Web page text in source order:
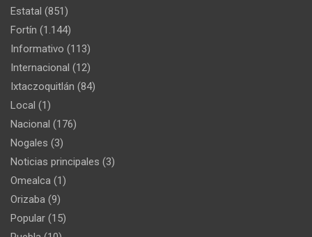
Estatal (851)
Fortín (1.144)
Informativo (113)
Internacional (12)
Ixtaczoquitlán (84)
Local (1)
Nacional (176)
Nogales (3)
Noticias principales (3)
Omealca (1)
Orizaba (9)
Popular (15)